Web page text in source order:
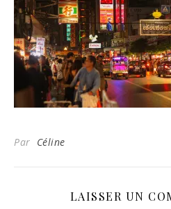
Par Céline
LAISSER UN